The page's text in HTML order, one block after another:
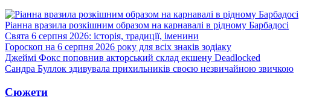
Ріанна вразила розкішним образом на карнавалі в рідному Барбадосі
Свята 6 серпня 2026: історія, традиції, іменини
Гороскоп на 6 серпня 2026 року для всіх знаків зодіаку
Джеймі Фокс поповнив акторський склад екшену Deadlocked
Сандра Буллок здивувала прихильників своєю незвичайною звичкою
Сюжети